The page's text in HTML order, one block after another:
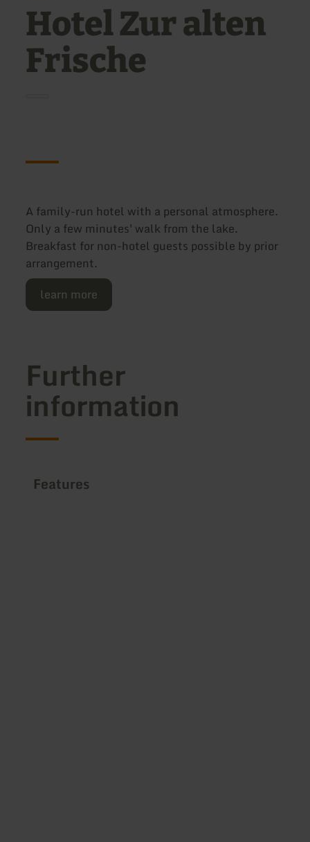
Hotel Zur alten
Frische
A family-run hotel with a personal atmosphere.
Only a few minutes' walk from the lake.
Breakfast for non-hotel guests possible by prior
arrangement.
learn more
Further
information
Features